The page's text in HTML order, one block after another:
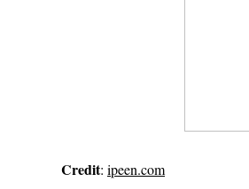
Credit: ipeen.com